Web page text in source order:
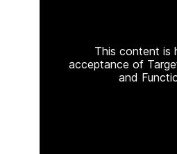
This content is
acceptance of
and